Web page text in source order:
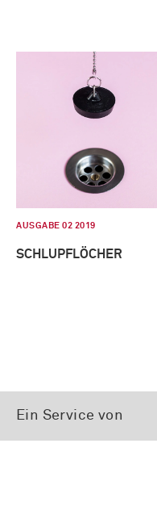
AUSGABE 02 2019
SCHLUPFLÖCHER
Ein Service von